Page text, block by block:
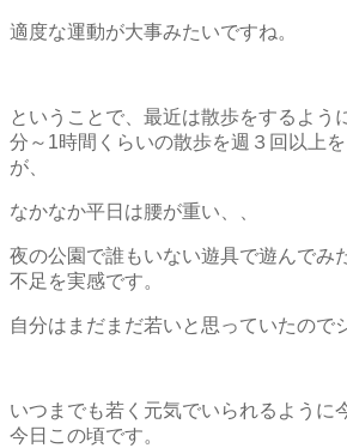
適度な運動が大事みたいですね。
ということで、最近は散歩をするよう
分～1時間くらいの散歩を週３回以上
が、
なかなか平日は腰が重い、、
夜の公園で誰もいない遊具で遊んでみ
不足を実感です。
自分はまだまだ若いと思っていたので
いつまでも若く元気でいられるように
今日この頃です。